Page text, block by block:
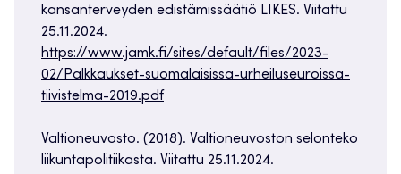
kansanterveyden edistämissäätiö LIKES. Viitattu
25.11.2024.
https://www.jamk.fi/sites/default/files/2023-
02/Palkkaukset-suomalaisissa-urheiluseuroissa-
tiivis­telma-2019.pdf
Valtioneuvosto. (2018). Valtioneuvoston selonteko
liikuntapolitiikasta. Viitattu 25.11.2024.